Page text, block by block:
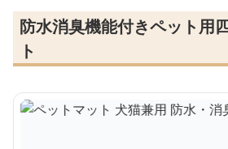
防水消臭機能付きペット用
ト